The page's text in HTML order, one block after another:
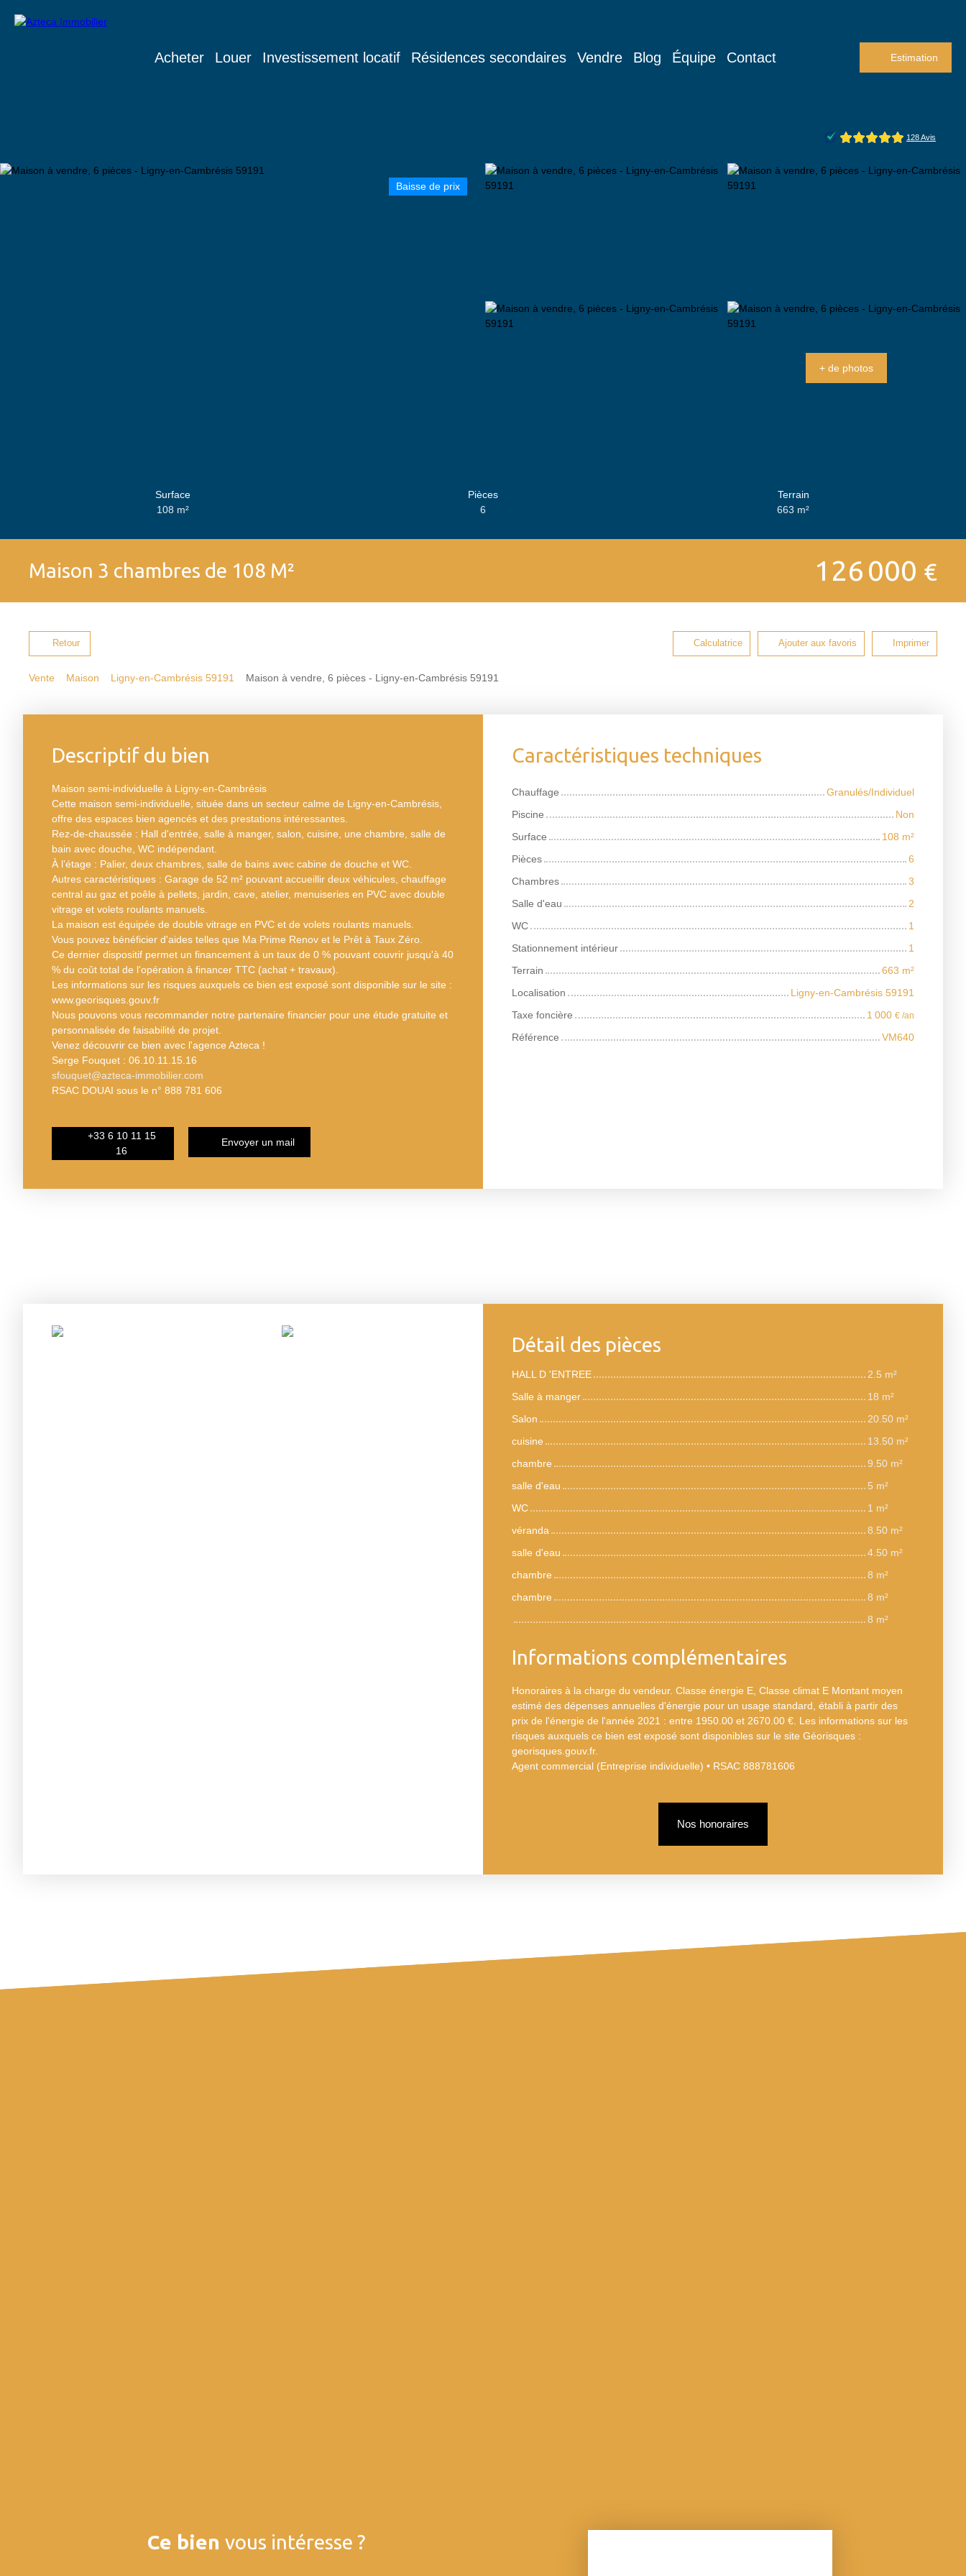
Acheter Louer Investissement locatif Résidences secondaires Vendre Blog Équipe Contact Estimation
Baisse de prix
+ de photos
Surface
108 m²
Pièces
6
Terrain
663 m²
Maison 3 chambres de 108 M² 126 000 €
Retour Calculatrice Ajouter aux favoris Imprimer
Vente Maison Ligny-en-Cambrésis 59191 Maison à vendre, 6 pièces - Ligny-en-Cambrésis 59191
Descriptif du bien
Maison semi-individuelle à Ligny-en-Cambrésis
Cette maison semi-individuelle, située dans un secteur calme de Ligny-en-Cambrésis,
offre des espaces bien agencés et des prestations intéressantes.
Rez-de-chaussée : Hall d'entrée, salle à manger, salon, cuisine, une chambre, salle de
bain avec douche, WC indépendant.
À l’étage : Palier, deux chambres, salle de bains avec cabine de douche et WC.
Autres caractéristiques : Garage de 52 m² pouvant accueillir deux véhicules, chauffage
central au gaz et poêle à pellets, jardin, cave, atelier, menuiseries en PVC avec double
vitrage et volets roulants manuels.
La maison est équipée de double vitrage en PVC et de volets roulants manuels.
Vous pouvez bénéficier d'aides telles que Ma Prime Renov et le Prêt à Taux Zéro.
Ce dernier dispositif permet un financement à un taux de 0 % pouvant couvrir jusqu'à 40
% du coût total de l'opération à financer TTC (achat + travaux).
Les informations sur les risques auxquels ce bien est exposé sont disponible sur le site :
www.georisques.gouv.fr
Nous pouvons vous recommander notre partenaire financier pour une étude gratuite et
personnalisée de faisabilité de projet.
Venez découvrir ce bien avec l'agence Azteca !
Serge Fouquet : 06.10.11.15.16
sfouquet@azteca-immobilier.com
RSAC DOUAI sous le n° 888 781 606
+33 6 10 11 15
16
Envoyer un mail
Caractéristiques techniques
Chauffage
Granulés/Individuel
Piscine
Non
Surface
108 m²
Pièces
6
Chambres
3
Salle d'eau
2
WC
1
Stationnement intérieur
1
Terrain
663 m²
Localisation
Ligny-en-Cambrésis 59191
Taxe foncière
1 000 € /an
Référence VM640
Détail des pièces
HALL D 'ENTREE
2.5 m²
Salle à manger
18 m²
Salon
20.50 m²
cuisine
13.50 m²
chambre
9.50 m²
salle d'eau
5 m²
WC
1 m²
véranda
8.50 m²
salle d'eau
4.50 m²
chambre
8 m²
chambre
8 m²
8 m²
Informations complémentaires
Honoraires à la charge du vendeur. Classe énergie E, Classe climat E Montant moyen
estimé des dépenses annuelles d'énergie pour un usage standard, établi à partir des
prix de l'énergie de l'année 2021 : entre 1950.00 et 2670.00 €. Les informations sur les
risques auxquels ce bien est exposé sont disponibles sur le site Géorisques :
georisques.gouv.fr.
Agent commercial (Entreprise individuelle) • RSAC 888781606
Nos honoraires
Ce bien vous intéresse ?